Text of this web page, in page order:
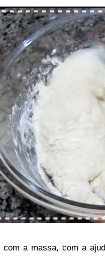
com a massa, com a